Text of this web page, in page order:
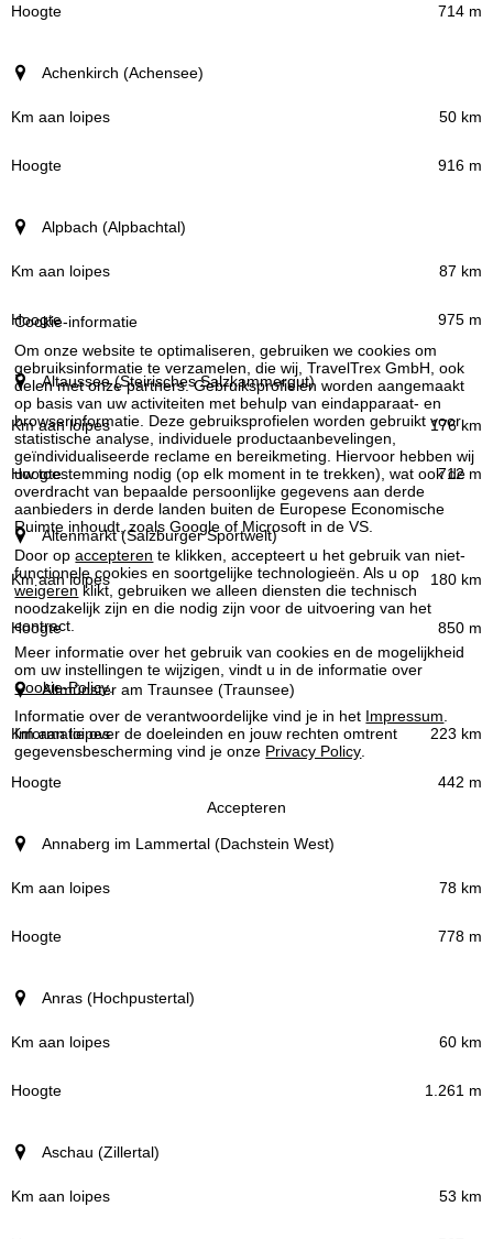
Cookie-informatie
Om onze website te optimaliseren, gebruiken we cookies om
gebruiksinformatie te verzamelen, die wij, TravelTrex GmbH, ook
delen met onze partners. Gebruiksprofielen worden aangemaakt
op basis van uw activiteiten met behulp van eindapparaat- en
browserinformatie. Deze gebruiksprofielen worden gebruikt voor
statistische analyse, individuele productaanbevelingen,
geïndividualiseerde reclame en bereikmeting. Hiervoor hebben wij
uw toestemming nodig (op elk moment in te trekken), wat ook de
overdracht van bepaalde persoonlijke gegevens aan derde
aanbieders in derde landen buiten de Europese Economische
Ruimte inhoudt, zoals Google of Microsoft in de VS.
Door opaccepteren te klikken, accepteert u het gebruik van niet-
functionele cookies en soortgelijke technologieën. Als u op
weigerenklikt, gebruiken we alleen diensten die technisch
noodzakelijk zijn en die nodig zijn voor de uitvoering van het
contract.
Meer informatie over het gebruik van cookies en de mogelijkheid
om uw instellingen te wijzigen, vindt u in de informatie over
Cookie-Policy.
Informatie over de verantwoordelijke vind je in het Impressum
Informatie over de doeleinden en jouw rechten omtrent
gegevensbescherming vind je onze Privacy Policy
Accepteren
714 m
Achenkirch (Achensee)
50 km
916 m
Alpbach (Alpbachtal)
87 km
975 m
Altaussee (Steirisches Salzkammergut)
176 km
712 m
Altenmarkt (Salzburger Sportwelt)
180 km
850 m
Altmünster am Traunsee (Traunsee)
223 km
442 m
Annaberg im Lammertal (Dachstein West)
78 km
778 m
Anras (Hochpustertal)
60 km
1.261 m
Aschau (Zillertal)
53 km